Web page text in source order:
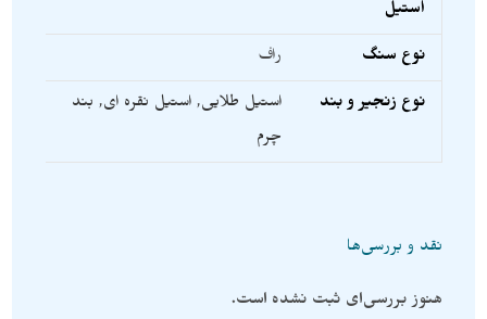
استیل
نوع سنگ راف
نوع زنجیر و بند استیل طلایی,استیل نقره ای, بند
چرم
نقد و بررسی‌ها
هنوز بررسی‌ای ثبت نشده است.